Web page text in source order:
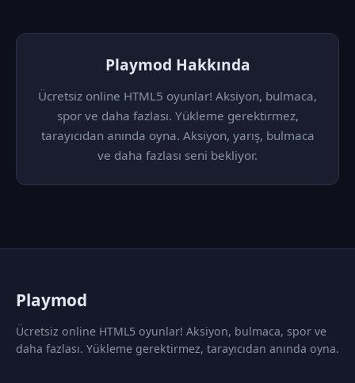
Playmod Hakkında
Ücretsiz online HTML5 oyunlar! Aksiyon, bulmaca,
spor ve daha fazlası. Yükleme gerektirmez,
tarayıcıdan anında oyna. Aksiyon, yarış, bulmaca
ve daha fazlası seni bekliyor.
Playmod
Ücretsiz online HTML5 oyunlar! Aksiyon, bulmaca, spor ve
daha fazlası. Yükleme gerektirmez, tarayıcıdan anında oyna.